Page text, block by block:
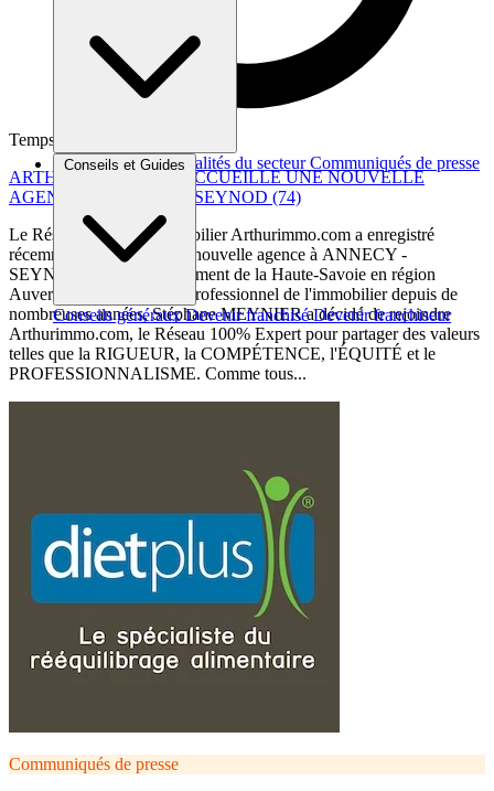
Brèves et actus Actualités du secteur Communiqués de presse
Conseils et Guides
Conseils généraux Devenir franchisé Devenir franchiseur
Temps de lecture : 2 min
ARTHURIMMO.COM ACCUEILLE UNE NOUVELLE
AGENCE A ANNECY – SEYNOD (74)
Le Réseau National Immobilier Arthurimmo.com a enregistré
récemment l’arrivée d'une nouvelle agence à ANNECY -
SEYNOD, dans le département de la Haute-Savoie en région
Auvergne-Rhône-Alpes. Professionnel de l'immobilier depuis de
nombreuses années, Stéphane MEYNIER a décidé de rejoindre
Arthurimmo.com, le Réseau 100% Expert pour partager des valeurs
telles que la RIGUEUR, la COMPÉTENCE, l'ÉQUITÉ et le
PROFESSIONNALISME. Comme tous...
Communiqués de presse